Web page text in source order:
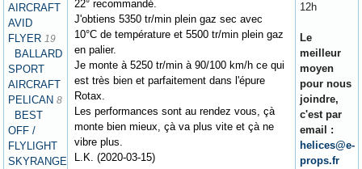
AIRCRAFT
AVID
FLYER 19
BALLARD
SPORT
AIRCRAFT
PELICAN 8
BEST
OFF /
FLYLIGHT
SKYRANGER
22° recommandé.
J'obtiens 5350 tr/min plein gaz sec avec
10°C de température et 5500 tr/min plein gaz
en palier.
Je monte à 5250 tr/min à 90/100 km/h ce qui
est très bien et parfaitement dans l'épure
Rotax.
Les performances sont au rendez vous, çà
monte bien mieux, çà va plus vite et çà ne
vibre plus.
L.K. (2020-03-15)
12h
Le
meilleur
moyen
pour nous
joindre,
c'est par
email :
helices@e-
props.fr